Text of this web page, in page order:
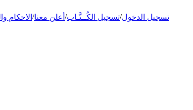
تسجيل الدخول/تسجيل الكُــتَّـاب/ أعلن معنا/ الاحكام